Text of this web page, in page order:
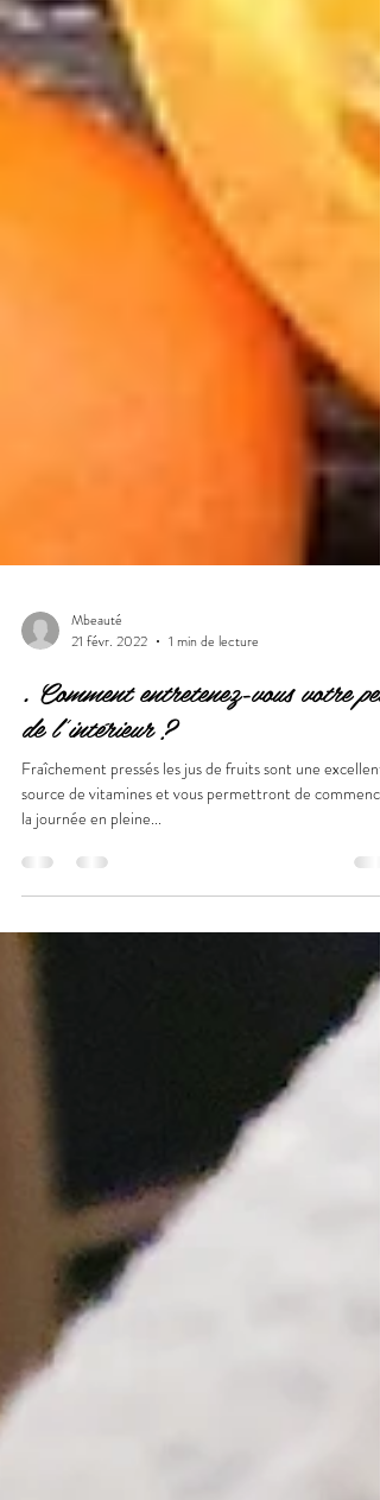
Mbeauté
21 févr. 2022
1 min de lecture
. Comment entretenez-vous votre peau
de l’intérieur ?
source de vitamines et vous permettront de
la journée en pleine...